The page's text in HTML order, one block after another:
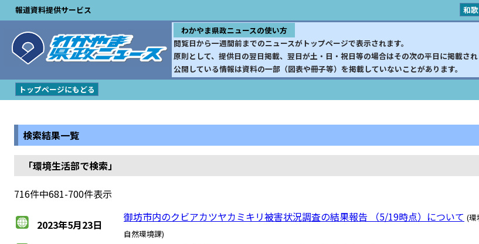
報道資料提供サービス
和
わかやま県政ニュースの使い方
閲覧日から一週間前までのニュースがトップページで表示されます。
原則として、提供日の翌日掲載、翌日が土・日・祝日等の場合はその次の平日に掲載され
公開している情報は資料の一部（図表や冊子等）を掲載していないことがあります。
トップページにもどる
検索結果一覧
「環境生活部で検索」
716件中681-700件表示
2023年5月23日
御坊市内のクビアカツヤカミキリ被害状況調査の結果報告 （5/19時点）について (
自然環境課)